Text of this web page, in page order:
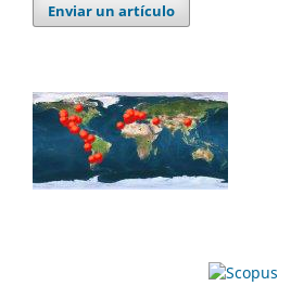
Enviar un artículo